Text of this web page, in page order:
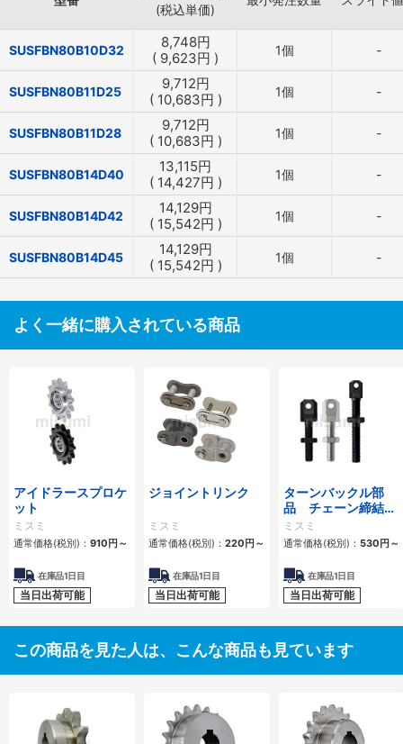
(税込単価)
SUSFBN80B10D32 8,748円
( 9,623円 ) 1個 -
SUSFBN80B11D25 9,712円
( 10,683円 ) 1個 -
SUSFBN80B11D28 9,712円
( 10,683円 ) 1個 -
SUSFBN80B14D40 13,115円
( 14,427円 ) 1個 -
SUSFBN80B14D42 14,129円
( 15,542円 ) 1個 -
SUSFBN80B14D45 14,129円
( 15,542円 ) 1個 -
よく一緒に購入されている商品
アイドラースプロケ
ット
ミスミ
通常価格(税別)： 910 円 ～
在庫品1日目
当日出荷可能
ジョイントリンク
ミスミ
通常価格(税別)： 220 円 ～
在庫品1日目
当日出荷可能
ターンバックル部
品 チェーン締結
用 スタンダードタ
イプ・ロングタイプ
ミスミ
通常価格(税別)： 530 円 ～
在庫品1日目
当日出荷可能
この商品を見た人は、こんな商品も見ています